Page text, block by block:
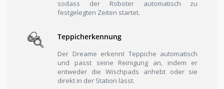
sodass der Roboter automatisch zu
festgelegten Zeiten startet.
Teppicherkennung
Der Dreame erkennt Teppiche automatisch
und passt seine Reinigung an, indem er
entweder die Wischpads anhebt oder sie
direkt in der Station lässt.